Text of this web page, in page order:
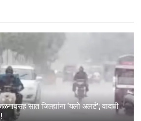
सात जिल्ह्यांना ‘यलो अलर्ट’; वादळी